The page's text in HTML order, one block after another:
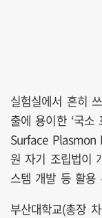
실험실에서 흔히
출에 용이한 ‘국소
Surface Plasmon
원 자기 조립법이
스템 개발 등 활용
부산대학교(총장